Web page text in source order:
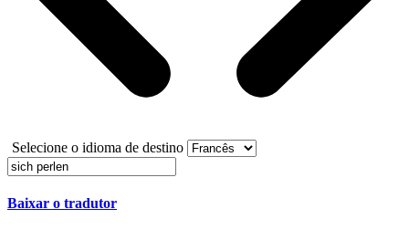
Selecione o idioma de destino
Baixar o tradutor